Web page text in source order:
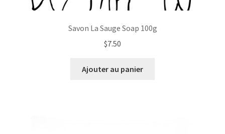
Savon La Sauge Soap 100g
$7.50
Ajouter au panier